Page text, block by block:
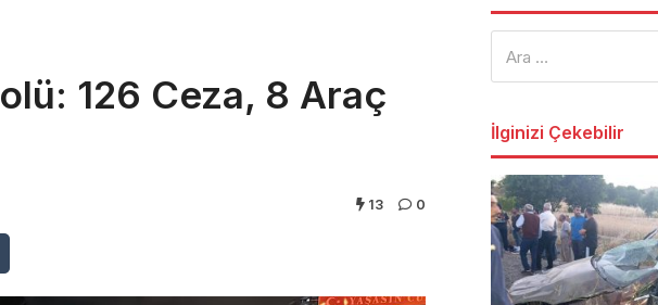
126 Ceza, 8 Araç
13 0
İlginizi Çekebilir